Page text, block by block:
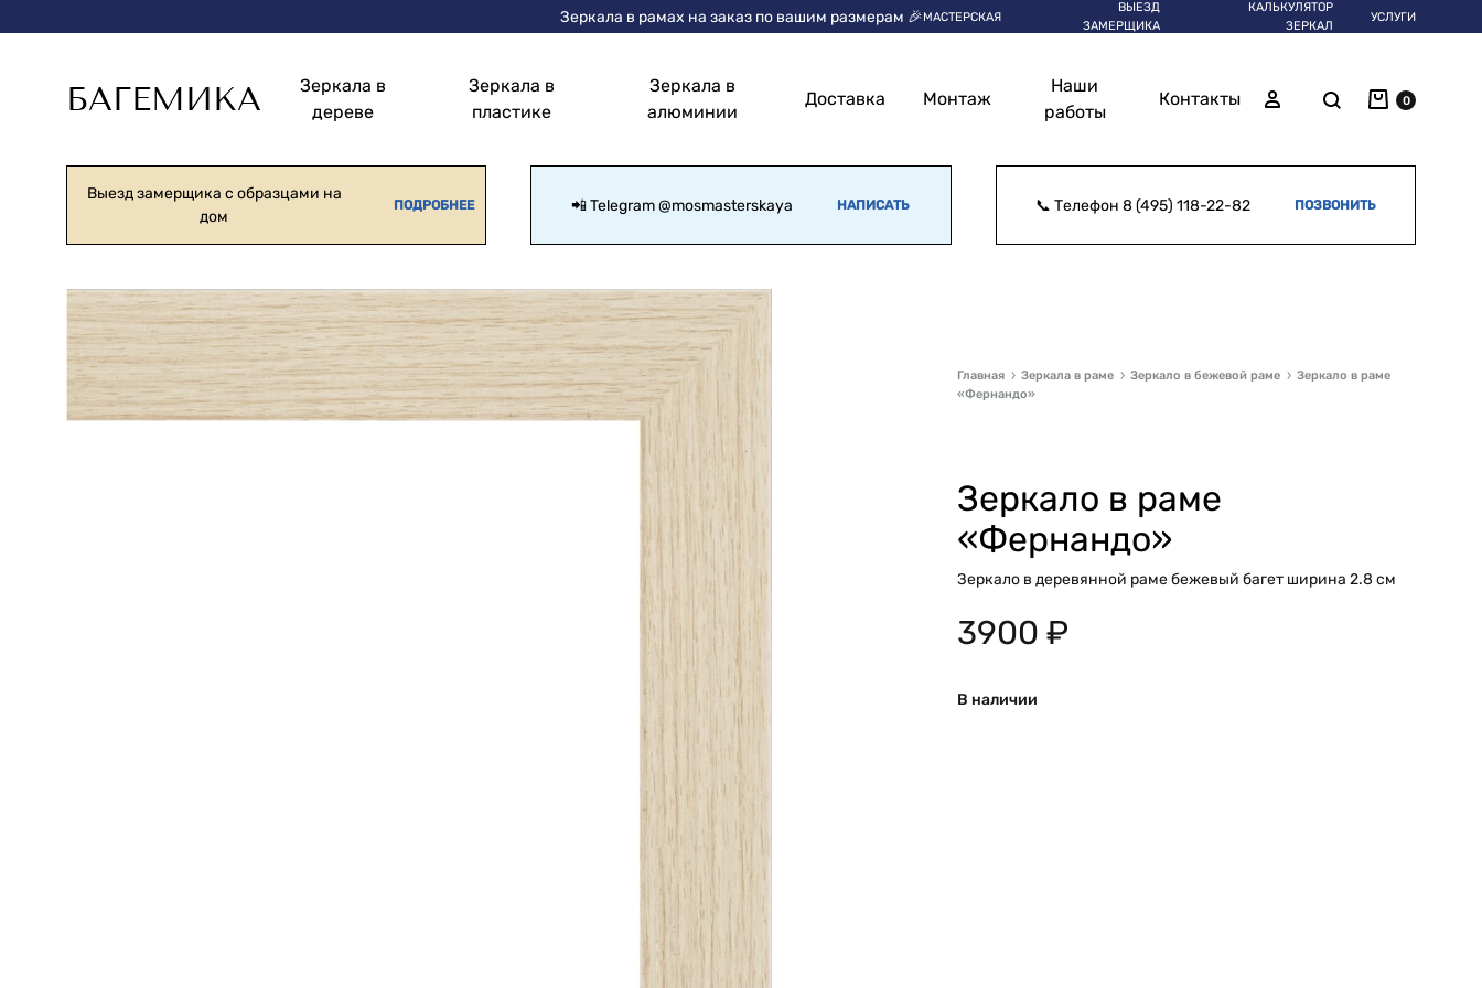
Зеркала в рамах на заказ по вашим размерам 🎉МАСТЕРСКАЯ
ВЫЕЗД
ЗАМЕРЩИКА
КАЛЬКУЛЯТОР
ЗЕРКАЛ
УСЛУГИ
БАГЕМИКА
в
раме
и
монтаж
рамах
Зеркала в
дереве
Зеркала в
пластике
Зеркала в
алюминии
Доставка Монтаж
Наши
работы
Контакты ВойтиПоиск Корзина
0
Выезд замерщика с образцами на
дом
ПОДРОБНЕЕ 📲 Telegram@mosmasterskaya НАПИСАТЬ 📞 Телефон 8 (495) 118-22-82 ПОЗВОНИТЬ
Главная Зеркала в раме Зеркало в бежевой раме
Зеркало в раме
«Фернандо»
Зеркало в раме
«Фернандо»
Зеркало в деревянной раме бежевый багет ширина 2.8 см
3900 ₽
В наличии